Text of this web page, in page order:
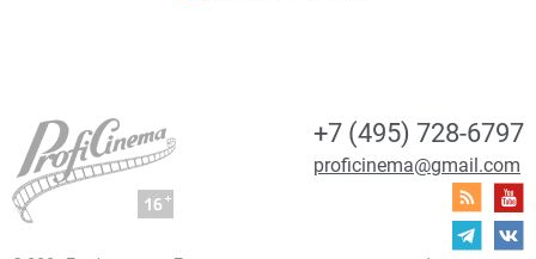
+7 (495) 728-6797
proficinema@gmail.com